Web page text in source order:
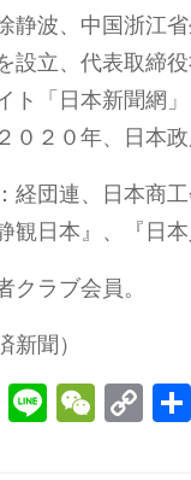
徐静波、中国浙江
設立、代表取締
ト「日本新聞網
０２０年、日本
経団連、日本商
観日本』、『日
ラブ会員。
新聞）
F
a
Li
n
W
e
C
o